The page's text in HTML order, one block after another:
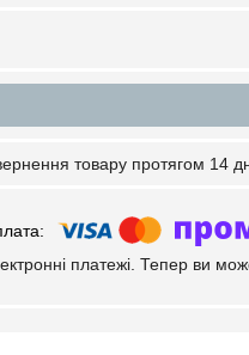
товару протягом 14
платежі. Тепер ви